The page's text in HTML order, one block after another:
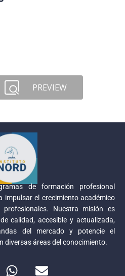
PREVIEW
de formación profesional
impulsar el crecimiento académico
Nuestra misión es
calidad, accesible y actualizada,
del mercado y potencie el
diversas áreas del conocimiento.